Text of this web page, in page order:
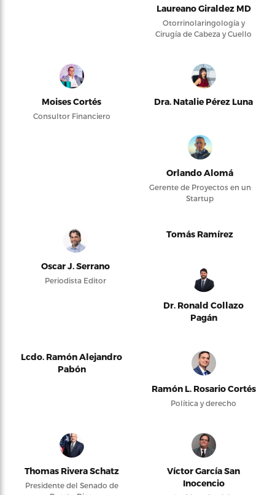
Laureano Giraldez MD
Otorrinolaringología y
Cirugía de Cabeza y Cuello
Moises Cortés
Consultor Financiero
Dra. Natalie Pérez Luna
Orlando Alomá
Gerente de Proyectos en un
Startup
Oscar J. Serrano
Periodista Editor
Tomás Ramírez
Dr. Ronald Collazo
Pagán
Lcdo. Ramón Alejandro
Pabón
Ramón L. Rosario Cortés
Política y derecho
Thomas Rivera Schatz
Presidente del Senado de
Víctor García San
Inocencio